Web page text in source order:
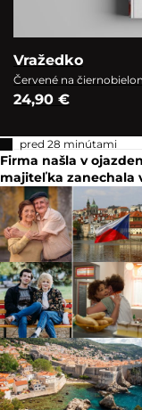
Vražedko
Červené na
24,90 €
pred 28 minútami
Firma našla v
majiteľka zanechala